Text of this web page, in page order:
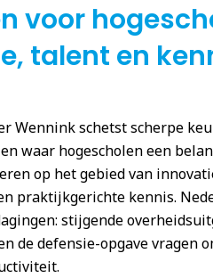
voor
talent en
Wennink schetst scherpe
waar hogescholen een
op het gebied van
praktijkgerichte kennis.
stijgende
de defensie-opgave vragen